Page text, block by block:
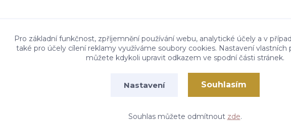
Pro základní funkčnost, zpříjemnění používání webu, analytické účely a v
také pro účely cílení reklamy využíváme soubory cookies. Nastavení vlastních
můžete kdykoli upravit odkazem ve spodní části stránek.
Nastavení Souhlasím
Souhlas můžete odmítnout zde.